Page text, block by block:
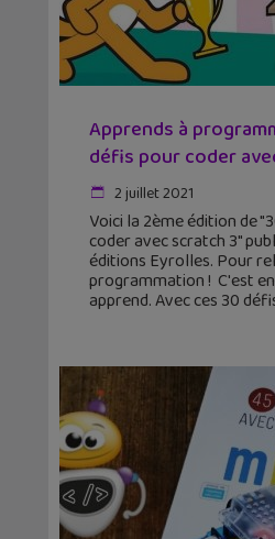
Apprends à
défis pour coder
2 juillet 2021
Voici la 2ème édition de
coder avec scratch 3"
éditions Eyrolles. Pour
programmation ! C'est
apprend. Avec ces 30